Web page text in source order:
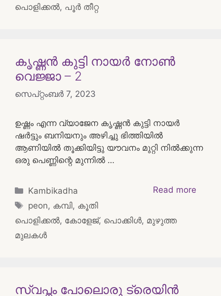
പൊളിക്കൽ, പൂർ തീറ്റ
കൃഷ്ണൻ കുട്ടി നായർ നോൺ
വെജ്ജാ – 2
സെപ്റ്റംബർ 7, 2023
ഉഷ്ണം എന്ന വ്യാജേന കൃഷ്ണൻ കുട്ടി നായർ
ഷർട്ടും ബനിയനും അഴിച്ചു ഭിത്തിയിൽ
ആണിയിൽ തൂക്കിയിട്ടു യൗവനം മുറ്റി നിൽക്കുന്ന
ഒരു പെണ്ണിന്റെ മുന്നിൽ …
Read more
Categories
Kambikadha
Tags
peon, കമ്പി, കൂതി
പൊളിക്കൽ, കോളേജ്, പൊക്കിൾ, മുഴുത്ത
മുലകൾ
സ്വപ്നം പോലൊരു ട്രെയിൻ